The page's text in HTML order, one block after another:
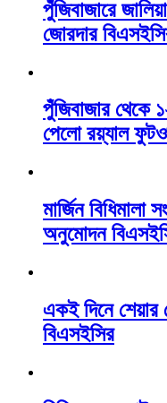
পুঁজিবাজারে
জোরদার
পুঁজিবাজার থেকে
পেলো রয়্যাল
মার্জিন
অনুমোদন
একই দিনে শেয়ার
বিএসইসির